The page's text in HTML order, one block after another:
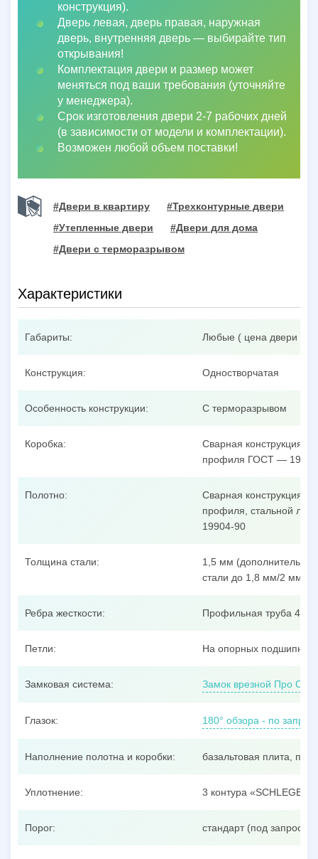
конструкция).
Дверь левая, дверь правая, наружная
дверь, внутренняя дверь — выбирайте тип
открывания!
Комплектация двери и размер может
меняться под ваши требования (уточняйте
у менеджера).
Срок изготовления двери 2-7 рабочих дней
(в зависимости от модели и комплектации).
Возможен любой объем поставки!
#Двери в квартиру
#Трехконтурные двери
#Утепленные двери
#Двери для дома
#Двери с терморазрывом
Характеристики
Габариты: Любые ( цена двери
Конструкция: Одностворчатая
Особенность конструкции: С терморазрывом
Коробка:
Сварная конструкция из
профиля ГОСТ —
Полотно:
Сварная конструкция из
профиля, стальной
19904-90
Толщина стали:
1,5 мм
стали до 1,8 мм/2 мм/3
Ребра жесткости: Профильная труба
Петли: На опорных
Замковая система: Замок врезной Про Сам
Глазок: 180° обзора - по
Наполнение полотна и коробки: базальтовая плита,
Уплотнение: 3 контура «SCHLEGEL»
Порог: стандарт (под запрос –